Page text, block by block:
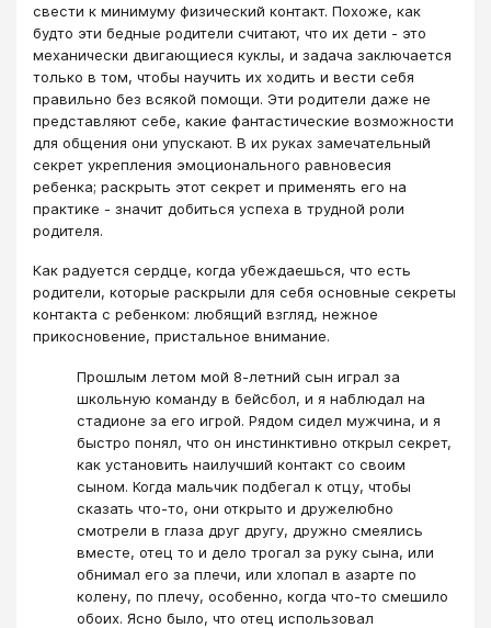
свести к минимуму физический контакт. Похоже, как
будто эти бедные родители считают, что их дети - это
механически двигающиеся куклы, и задача заключается
только в том, чтобы научить их ходить и вести себя
правильно без всякой помощи. Эти родители даже не
представляют себе, какие фантастические возможности
для общения они упускают. В их руках замечательный
секрет укрепления эмоционального равновесия
ребенка; раскрыть этот секрет и применять его на
практике - значит добиться успеха в трудной роли
родителя.
Как радуется сердце, когда убеждаешься, что есть
родители, которые раскрыли для себя основные секреты
контакта с ребенком: любящий взгляд, нежное
прикосновение, пристальное внимание.
Прошлым летом мой 8-летний сын играл за
школьную команду в бейсбол, и я наблюдал на
стадионе за его игрой. Рядом сидел мужчина, и я
быстро понял, что он инстинктивно открыл секрет,
как установить наилучший контакт со своим
сыном. Когда мальчик подбегал к отцу, чтобы
сказать что-то, они открыто и дружелюбно
смотрели в глаза друг другу, дружно смеялись
вместе, отец то и дело трогал за руку сына, или
обнимал его за плечи, или хлопал в азарте по
колену, по плечу, особенно, когда что-то смешило
обоих. Ясно было, что отец использовал